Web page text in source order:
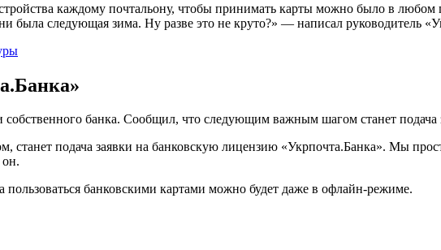
каждому почтальону, чтобы принимать карты можно было в
была следующая зима. Ну разве это не круто?» — написал руководитель
банка. Сообщил, что следующим важным шагом станет
подача заявки на банковскую лицензию «Укрпочта.Банка». Мы
пользоваться банковскими картами можно будет даже в офлайн-режиме.